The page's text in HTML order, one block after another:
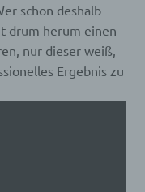
schon deshalb
drum herum einen
nur dieser weiß,
Ergebnis zu